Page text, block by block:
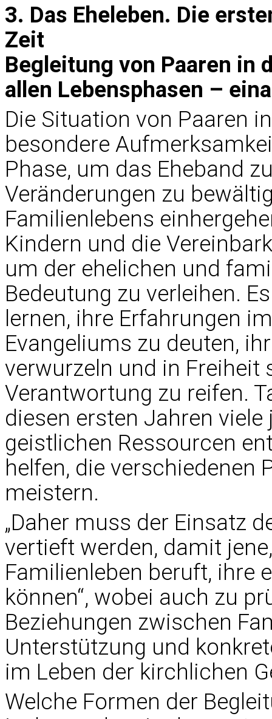
3. Das Eheleben. Die
Zeit
Begleitung von Paaren in
allen Lebensphasen –
Die Situation von Paaren
besondere
Phase, um das Eheband
Veränderungen zu
Familienlebens
Kindern und die
um der ehelichen und
Bedeutung zu verleihen.
lernen, ihre Erfahrungen
Evangeliums zu deuten,
verwurzeln und in Freiheit
Verantwortung zu reifen.
diesen ersten Jahren
geistlichen Ressourcen
helfen, die verschiedenen
meistern.
„Daher muss der Einsatz
vertieft werden, damit
Familienleben beruft, ihre
können“, wobei auch zu
Beziehungen zwischen
Unterstützung und
im Leben der kirchlichen
Welche Formen der